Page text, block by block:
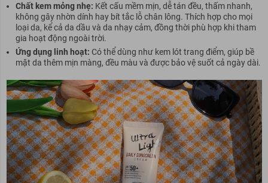
Chất kem mỏng nhẹ: Kết cấu mềm mịn, dễ tán đều, thấm nhanh,
không gây nhờn dính hay bít tắc lỗ chân lông. Thích hợp cho mọi
loại da, kể cả da dầu và da nhạy cảm, đồng thời phù hợp khi tham
gia hoạt động ngoài trời.
Ứng dụng linh hoạt: Có thể dùng như kem lót trang điểm, giúp bề
mặt da thêm mịn màng, đều màu và được bảo vệ suốt cả ngày dài.